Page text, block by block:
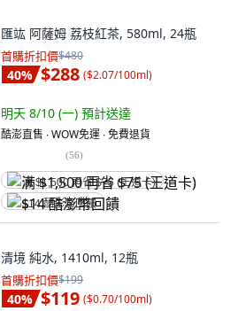
匯竑 阿薩姆 荔枝紅茶, 580ml, 24瓶
首購折扣價$480
40% $288 ($2.07/100ml)
明天 8/10 (一) 預計送達
酷澎直售 ∙ WOW免運 ∙ 免費退貨
(56)
满 $1,500 再省 $75 (王道卡)
$14 酷澎幣回饋
清境 純水, 1410ml, 12瓶
首購折扣價$199
40% $119 ($0.70/100ml)